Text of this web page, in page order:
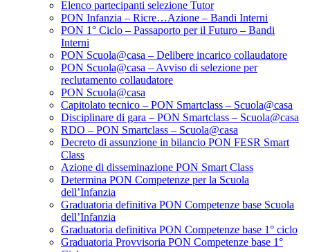
Elenco partecipanti selezione Tutor
PON Infanzia – Ricre…Azione – Bandi Interni
PON 1° Ciclo – Passaporto per il Futuro – Bandi
Interni
PON Scuola@casa – Delibere incarico collaudatore
PON Scuola@casa – Avviso di selezione per
reclutamento collaudatore
PON Scuola@casa
Capitolato tecnico – PON Smartclass – Scuola@casa
Disciplinare di gara – PON Smartclass – Scuola@casa
RDO – PON Smartclass – Scuola@casa
Decreto di assunzione in bilancio PON FESR Smart
Class
Azione di disseminazione PON Smart Class
Determina PON Competenze per la Scuola
dell’Infanzia
Graduatoria definitiva PON Competenze base Scuola
dell’Infanzia
Graduatoria definitiva PON Competenze base 1° ciclo
Graduatoria Provvisoria PON Competenze base 1°